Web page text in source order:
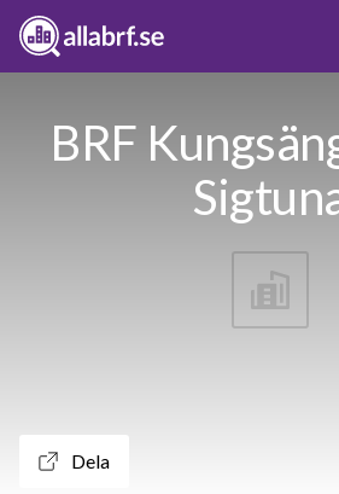
BRF
Dela